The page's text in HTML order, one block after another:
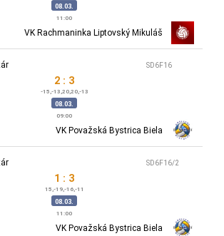
08.03.
11:00
VK Rachmaninka Liptovský Mikuláš
SD6F16
2 : 3
-15,-13,20,20,-13
08.03.
09:00
VK Považská Bystrica Biela
SD6F16/2
1 : 3
15,-19,-16,-11
08.03.
11:00
VK Považská Bystrica Biela